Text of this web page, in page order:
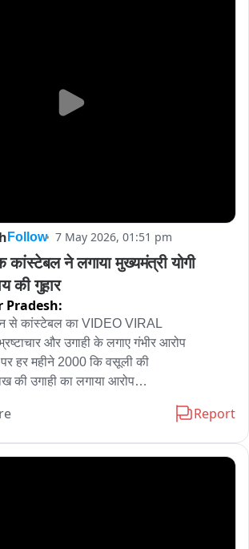
Follow 7 May 2026, 01:51 pm
ने लगाया मुख्यमंत्री योगी
की गुहार
Pradesh:
से कांस्टेबल का VIDEO VIRAL
और उगाही के लगाए गंभीर आरोप
हर महीने 2000 कि वसूली की
की उगाही का लगाया आरोप
लेकर न्याय की लगाई गुहा
Report